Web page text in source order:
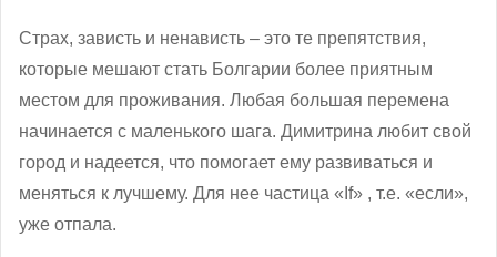
Страх, зависть и ненависть – это те препятствия,
которые мешают стать Болгарии более приятным
местом для проживания. Любая большая перемена
начинается с маленького шага. Димитрина любит свой
город и надеется, что помогает ему развиваться и
меняться к лучшему. Для нее частица «If» , т.е. «если»,
уже отпала.